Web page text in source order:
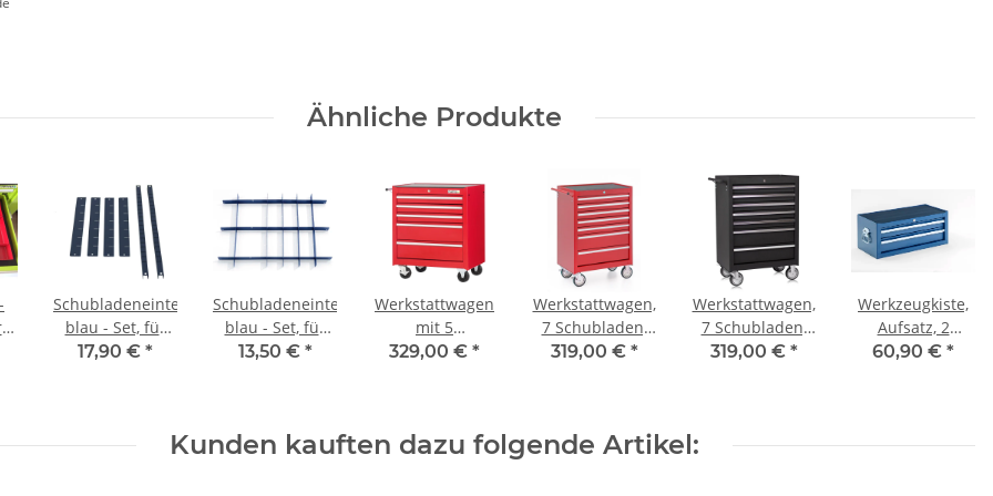
Ähnliche Produkte
Schubladeneinteiler,
blau - Set, für
Werkstattwagen
17,90 € *
Schubladeneinteiler,
blau - Set, für
Werkstattwagen
13,50 € *
Werkstattwagen
mit 5
Schubladen, rot
329,00 € *
Werkstattwagen,
7 Schubladen,
rot
319,00 € *
Werkstattwagen,
7 Schubladen,
schwarz
319,00 € *
Werkzeugkiste,
Aufsatz, 2
Schubladen,
60,90 € *
Kunden kauften dazu folgende Artikel: